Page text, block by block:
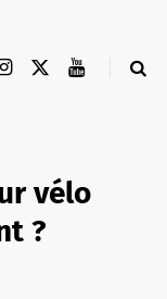
vélo
?